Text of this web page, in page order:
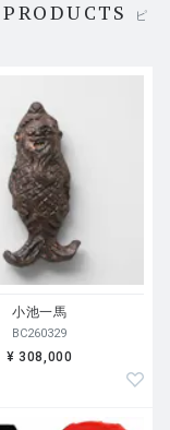
ピ
小池一馬
BC260329
¥ 308,000